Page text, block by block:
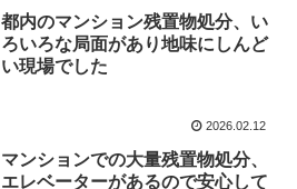
都内のマンション残置物処分、い
ろいろな局面があり地味にしんど
い現場でした
2026.02.12
マンションでの大量残置物処分、
エレベーターがあるので安心して